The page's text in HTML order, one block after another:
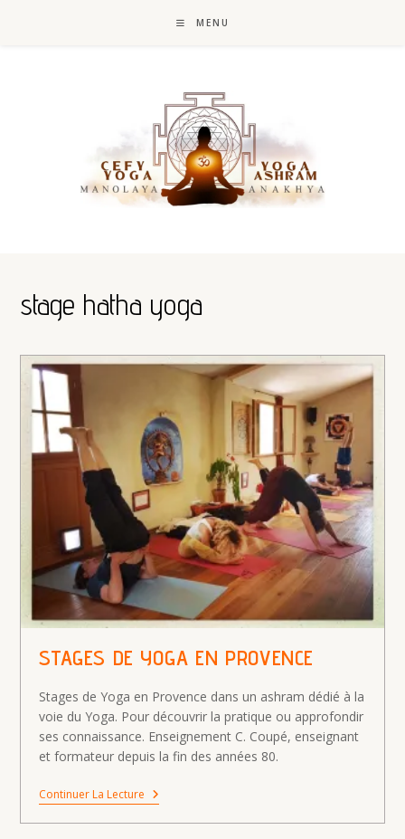
MENU
stage hatha yoga
STAGES DE YOGA EN PROVENCE
Stages de Yoga en Provence dans un ashram dédié à la
voie du Yoga. Pour découvrir la pratique ou approfondir
ses connaissance. Enseignement C. Coupé, enseignant
et formateur depuis la fin des années 80.
Continuer La Lecture Stages
De
Yoga